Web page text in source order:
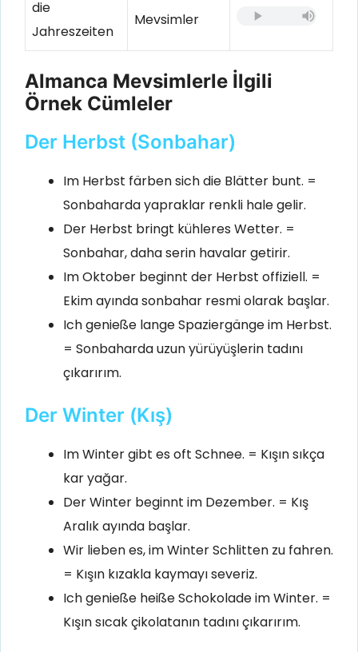
die
Jahreszeiten
Mevsimler
Almanca Mevsimlerle İlgili
Örnek Cümleler
Der Herbst (Sonbahar)
Im Herbst färben sich die Blätter bunt. =
Sonbaharda yapraklar renkli hale gelir.
Der Herbst bringt kühleres Wetter. =
Sonbahar, daha serin havalar getirir.
Im Oktober beginnt der Herbst offiziell. =
Ekim ayında sonbahar resmi olarak başlar.
Ich genieße lange Spaziergänge im Herbst.
= Sonbaharda uzun yürüyüşlerin tadını
çıkarırım.
Der Winter (Kış)
Im Winter gibt es oft Schnee. = Kışın sıkça
kar yağar.
Der Winter beginnt im Dezember. = Kış
Aralık ayında başlar.
Wir lieben es, im Winter Schlitten zu fahren.
= Kışın kızakla kaymayı severiz.
Ich genieße heiße Schokolade im Winter. =
Kışın sıcak çikolatanın tadını çıkarırım.